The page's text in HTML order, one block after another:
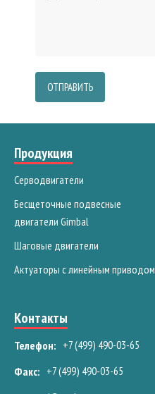
ОТПРАВИТЬ
Продукция
Серводвигатели
Бесщеточные подвесные
двигатели Gimbal
Шаговые двигатели
Актуаторы с линейным приводом
Контакты
Телефон: +7 (499) 490-03-65
Факс: +7 (499) 490-03-65